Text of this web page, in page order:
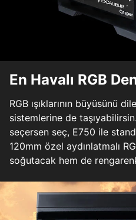
En Havalı RGB
RGB ışıklarının büyüsünü
sistemlerine de
seçersen seç, E750 ile
120mm özel aydınlatmalı
soğutacak hem de